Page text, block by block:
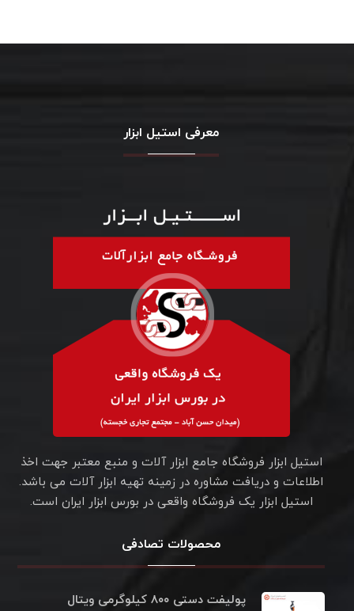
معرفی استیل ابزار
استیل ابزار فروشگاه جامع ابزار آلات و منبع معتبر جهت اخذ
اطلاعات و دریافت مشاوره در زمینه تهیه ابزار آلات می باشد.
استیل ابزار یک فروشگاه واقعی در بورس ابزار ایران است.
محصولات تصادفی
پولیفت دستی ۸۰۰ کیلوگرمی ویتال